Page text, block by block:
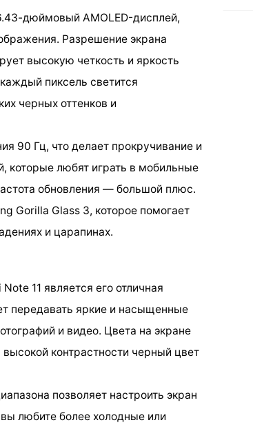
дюймовый AMOLED-дисплей,
Разрешение экрана
высокую четкость и яркость
пиксель светится
черных оттенков и
90 Гц, что делает прокручивание и
которые любят играть в мобильные
обновления — большой плюс.
Gorilla Glass 3, которое помогает
и царапинах.
11 является его отличная
передавать яркие и насыщенные
и видео. Цвета на экране
контрастности черный цвет
позволяет настроить экран
любите более холодные или